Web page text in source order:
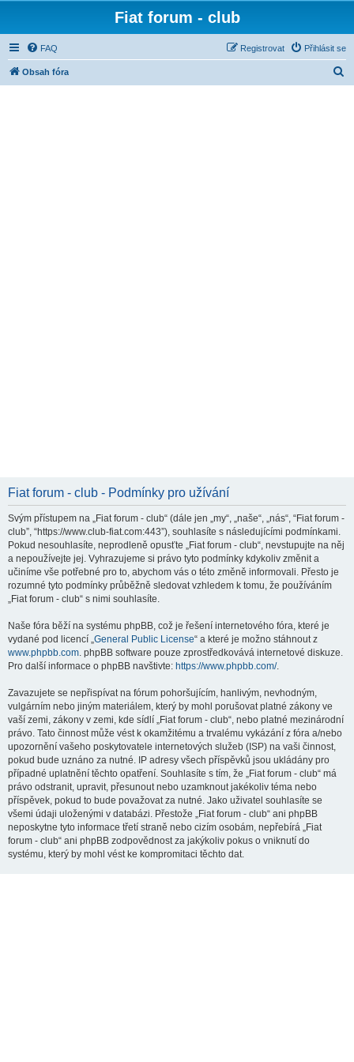
Fiat forum - club
FAQ Přihlásit se
Registrovat
Obsah fóra
Fiat forum - club - Podmínky pro užívání
Svým přístupem na „Fiat forum - club“ (dále jen „my“, „naše“, „nás“, “Fiat forum -
club”, “https://www.club-fiat.com:443”), souhlasíte s následujícími podmínkami.
Pokud nesouhlasíte, neprodleně opusťte „Fiat forum - club“, nevstupujte na něj
a nepoužívejte jej. Vyhrazujeme si právo tyto podmínky kdykoliv změnit a
učiníme vše potřebné pro to, abychom vás o této změně informovali. Přesto je
rozumné tyto podmínky průběžně sledovat vzhledem k tomu, že používáním
„Fiat forum - club“ s nimi souhlasíte.
Naše fóra běží na systému phpBB, což je řešení internetového fóra, které je
vydané pod licencí „General Public License“ a které je možno stáhnout z
www.phpbb.com. phpBB software pouze zprostředkovává internetové diskuze.
Pro další informace o phpBB navštivte: https://www.phpbb.com/.
Zavazujete se nepřispívat na fórum pohoršujícím, hanlivým, nevhodným,
vulgárním nebo jiným materiálem, který by mohl porušovat platné zákony ve
vaší zemi, zákony v zemi, kde sídlí „Fiat forum - club“, nebo platné mezinárodní
právo. Tato činnost může vést k okamžitému a trvalému vykázání z fóra a/nebo
upozornění vašeho poskytovatele internetových služeb (ISP) na vaši činnost,
pokud bude uznáno za nutné. IP adresy všech příspěvků jsou ukládány pro
případné uplatnění těchto opatření. Souhlasíte s tím, že „Fiat forum - club“ má
právo odstranit, upravit, přesunout nebo uzamknout jakékoliv téma nebo
příspěvek, pokud to bude považovat za nutné. Jako uživatel souhlasíte se
všemi údaji uloženými v databázi. Přestože „Fiat forum - club“ ani phpBB
neposkytne tyto informace třetí straně nebo cizím osobám, nepřebírá „Fiat
forum - club“ ani phpBB zodpovědnost za jakýkoliv pokus o vniknutí do
systému, který by mohl vést ke kompromitaci těchto dat.